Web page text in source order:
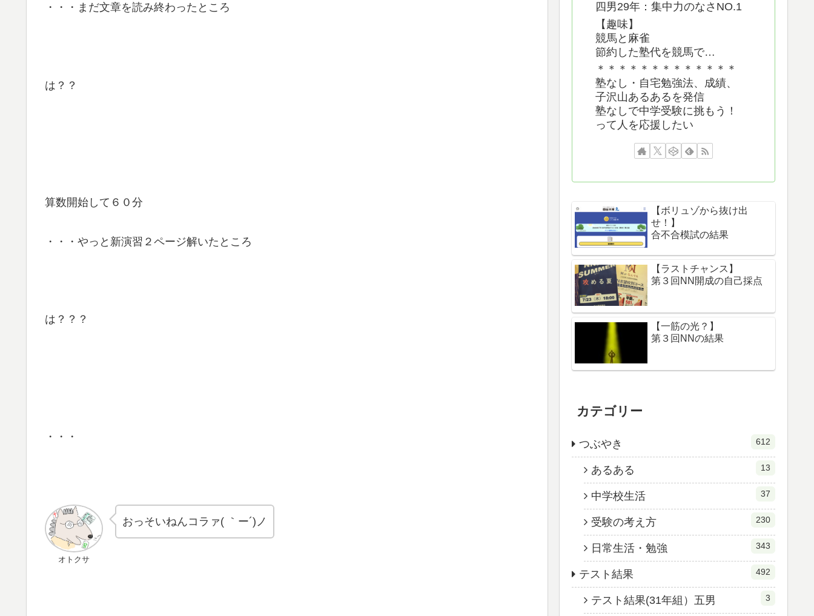
・・・まだ文章を読み終わったところ
は？？
算数開始して６０分
・・・やっと新演習２ページ解いたところ
は？？？
・・・
オトクサ
おっそいねんコラァ( ｀ー´)ノ
四男29年：集中力のなさNO.1
【趣味】
競馬と麻雀
節約した塾代を競馬で…
＊＊＊＊＊＊＊＊＊＊＊＊＊
塾なし・自宅勉強法、成績、
子沢山あるあるを発信
塾なしで中学受験に挑もう！
って人を応援したい
【ボリュゾから抜け出
せ！】
合不合模試の結果
【ラストチャンス】
第３回NN開成の自己採点
【一筋の光？】
第３回NNの結果
カテゴリー
つぶやき 612
あるある 13
中学校生活 37
受験の考え方 230
日常生活・勉強 343
テスト結果 492
テスト結果(31年組）五男 3